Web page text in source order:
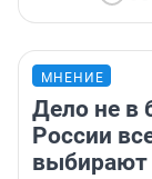
МНЕНИЕ
Дело не в
России
выбирают